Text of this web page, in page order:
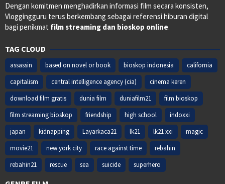
Dengan komitmen menghadirkan informasi film secara konsisten,
Vloggingguru terus berkembang sebagai referensi hiburan digital
bagi penikmat film streaming dan bioskop online.
TAG CLOUD
assassin based on novel or book bioskop indonesia
california
capitalism
central intelligence agency (cia)
cinema keren
download film gratis
dunia film duniafilm21
film bioskop
film streaming bioskop
friendship high school
indoxxi
japan
kidnapping Layarkaca21 lk21 lk21 xxi
magic
movie21
new york city race against time
rebahin
rebahin21
rescue sea suicide superhero